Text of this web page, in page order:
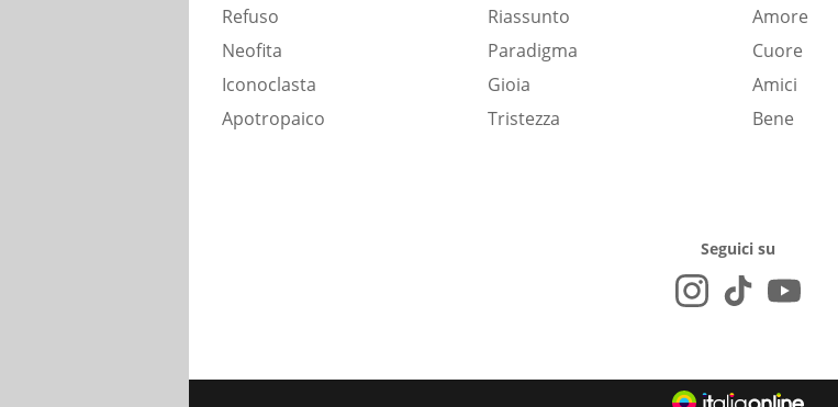
Refuso
Neofita
Iconoclasta
Apotropaico
Riassunto
Paradigma
Gioia
Tristezza
Amore
Cuore
Amici
Bene
Seguici su